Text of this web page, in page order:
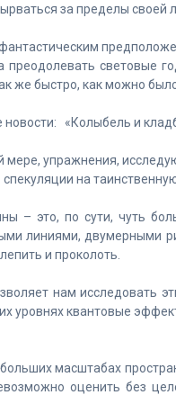
за пределы своей
преодолевать световые
же быстро, как можно
новости: «Колыбель и
мере, упражнения,
на
– это, по сути, чуть
линиями, двумерными
и проколоть.
нам исследовать
уровнях квантовые
масштабах
оценить без